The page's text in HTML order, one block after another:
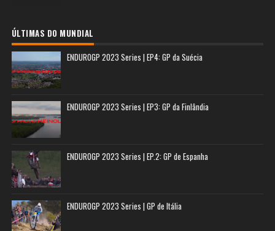
ÚLTIMAS DO MUNDIAL
ENDUROGP 2023 Series | EP4: GP da Suécia
ENDUROGP 2023 Series | EP3: GP da Finlândia
ENDUROGP 2023 Series | EP.2: GP de Espanha
ENDUROGP 2023 Series | GP de Itália